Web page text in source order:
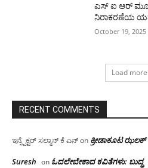
ಎಸ್ ಐ ಆರ್
ನಿರಾಕರಣೆಯ
October 19, 2025
Load more
RECENT COMMENTS
ಇನ್ಸ್ಪೆಕ್ಟರ್ ಸಲ್ಮಾನ್ ಕೆ ಎನ್on ಕ್ರೀಡಾಕೂಟ ಝಲಕ್
Suresh on ಓದಲೇಬೇಕಾದ‌ ಕವಿತೆಗಳು: ಬುದ್ಧ